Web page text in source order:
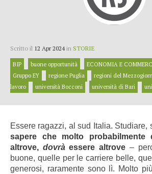
Scritto il 12 Apr 2024in STORIE
BIP buone opportunità ECONOMIA E
Gruppo EY
regione Puglia regioni del
lavoro
università Bocconi università di Bari
Essere ragazzi, al sud Italia. Studiare,
sapere che molto probabilmente
altrove, dovràessere altrove –
buone, quelle per le carriere belle,
generosi, raramente sono lì. Molto